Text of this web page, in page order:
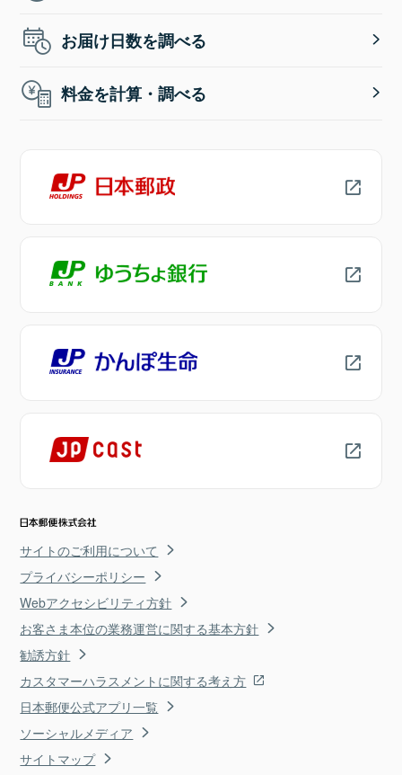
お届け日数を調べる
料金を計算・調べる
サイトのご利用について
プライバシーポリシー
Webアクセシビリティ方針
お客さま本位の業務運営に関する基本方針
勧誘方針
カスタマーハラスメントに関する考え方
日本郵便公式アプリ一覧
ソーシャルメディア
サイトマップ